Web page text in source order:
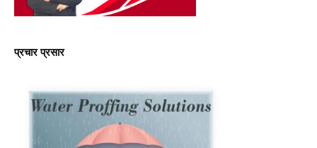
प्रचार प्रसार